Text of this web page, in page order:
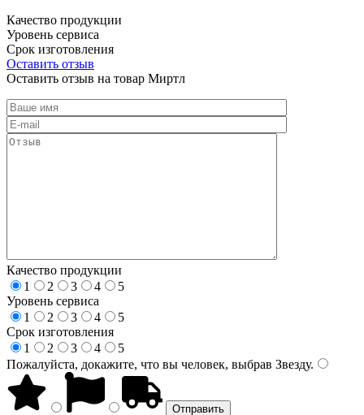
Качество продукции
Уровень сервиса
Срок изготовления
Оставить отзыв
Оставить отзыв на товар Миртл
Качество продукции
1
2 3 4
5
Уровень сервиса
1
2 3 4
5
Срок изготовления
1
2 3 4
5
Пожалуйста, докажите, что вы человек, выбрав Звезду.